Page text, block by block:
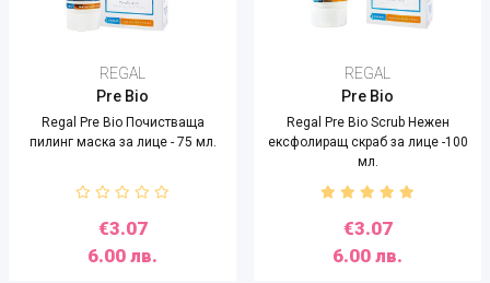
REGAL
Pre Bio
Regal Pre Bio Почистваща
пилинг маска за лице - 75 мл.
€3.07
6.00 лв.
REGAL
Pre Bio
Regal Pre Bio Scrub Нежен
ексфолиращ скраб за лице -100
мл.
€3.07
6.00 лв.